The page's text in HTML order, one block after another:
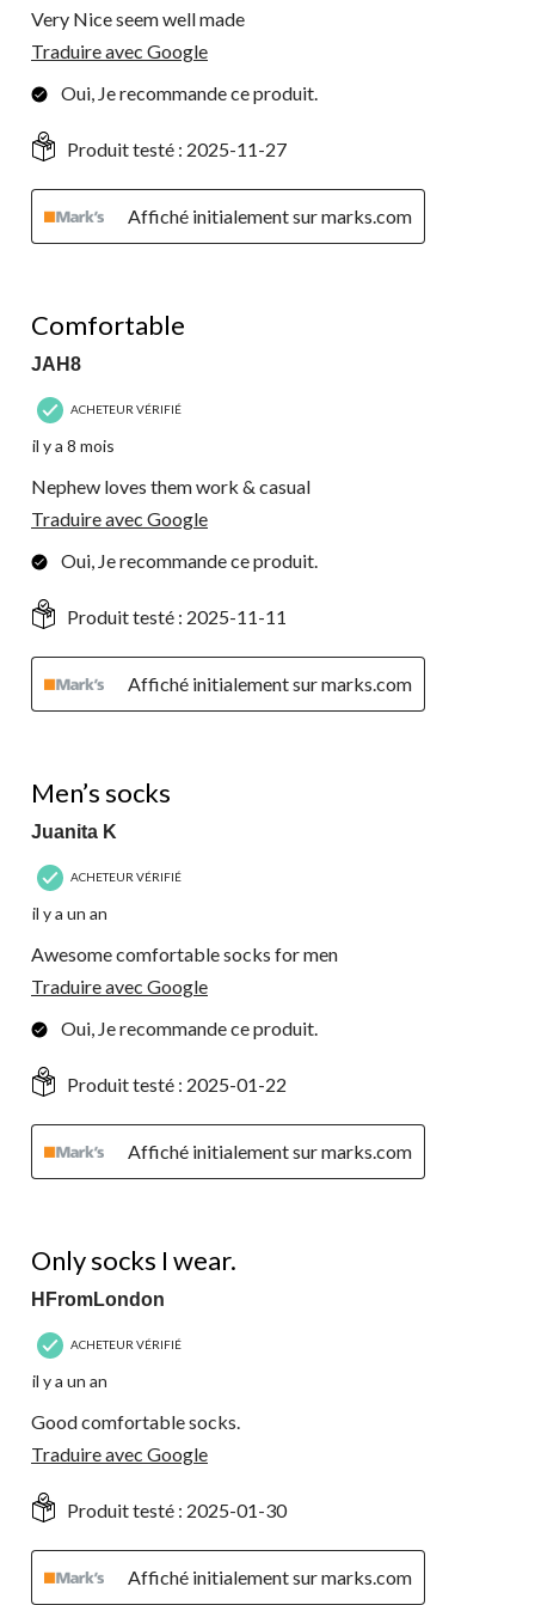
Very Nice seem well made
Traduire avec Google
Oui, Je recommande ce produit.
Produit testé : 2025-11-27
Affiché initialement sur marks.com
Comfortable
JAH8
ACHETEUR VÉRIFIÉ
il y a 8 mois
Nephew loves them work & casual
Traduire avec Google
Oui, Je recommande ce produit.
Produit testé : 2025-11-11
Affiché initialement sur marks.com
Men’s socks
Juanita K
ACHETEUR VÉRIFIÉ
il y a un an
Awesome comfortable socks for men
Traduire avec Google
Oui, Je recommande ce produit.
Produit testé : 2025-01-22
Affiché initialement sur marks.com
Only socks I wear.
HFromLondon
ACHETEUR VÉRIFIÉ
il y a un an
Good comfortable socks.
Traduire avec Google
Produit testé : 2025-01-30
Affiché initialement sur marks.com